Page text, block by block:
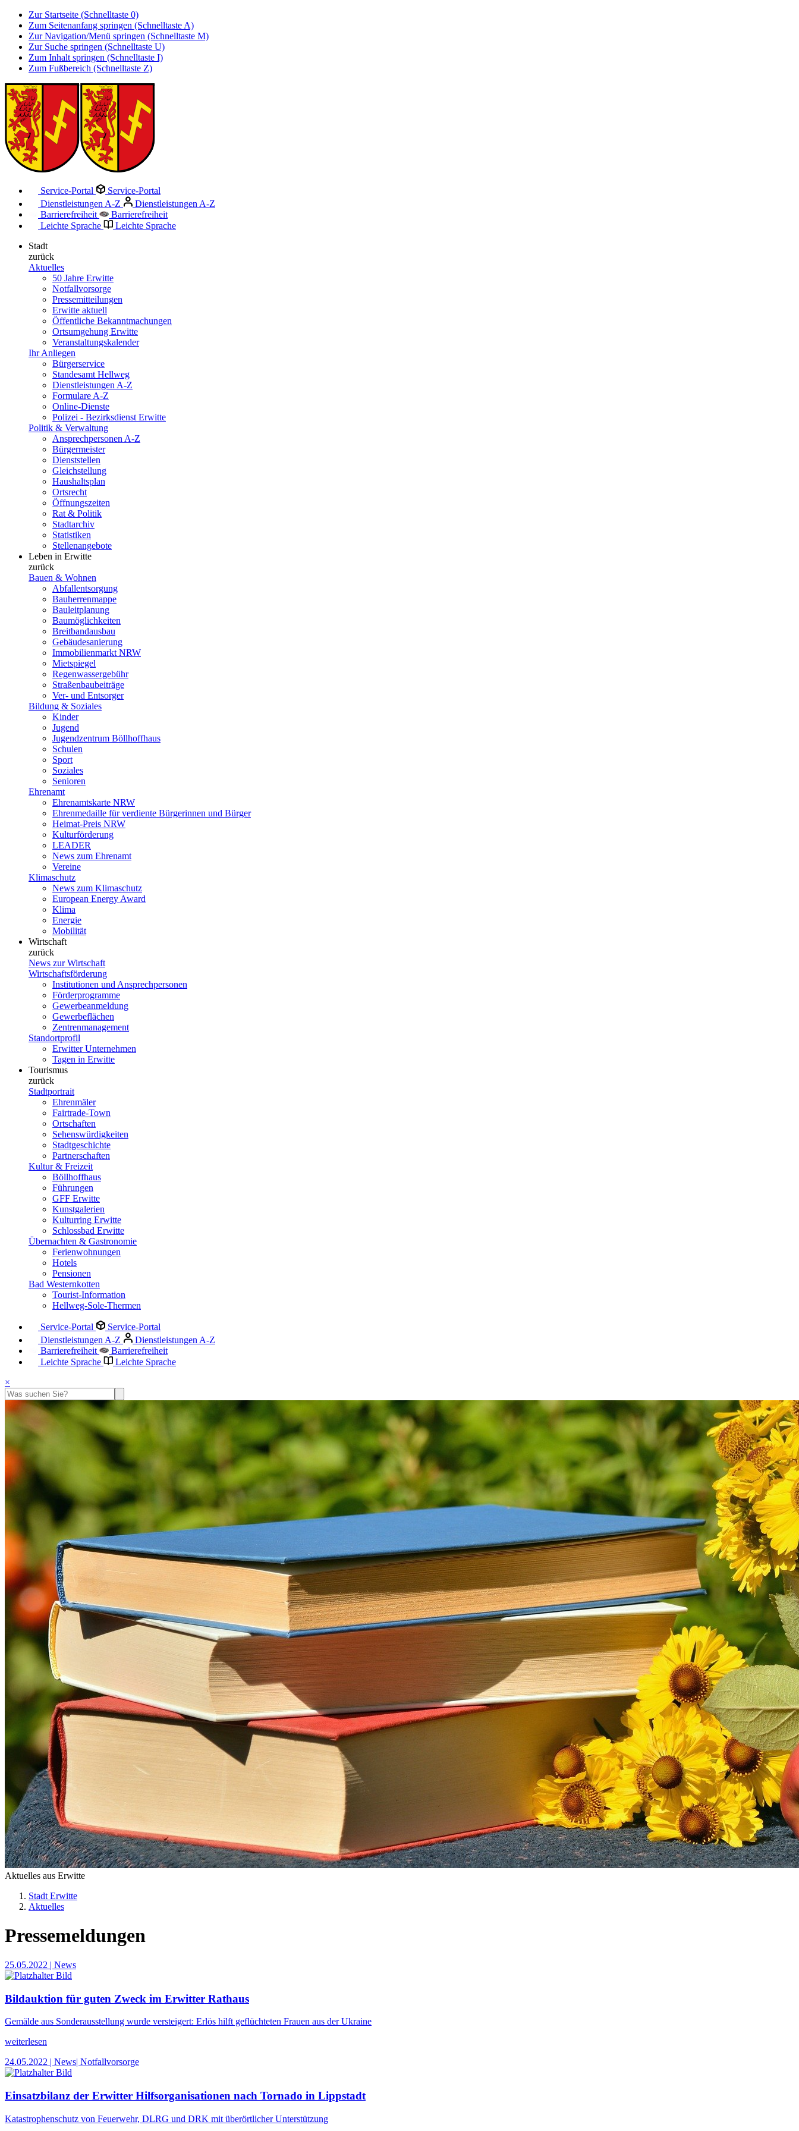
Zur Startseite (Schnelltaste 0)
Zum Seitenanfang springen (Schnelltaste A)
Zur Navigation/Menü springen (Schnelltaste M)
Zur Suche springen (Schnelltaste U)
Zum Inhalt springen (Schnelltaste I)
Zum Fußbereich (Schnelltaste Z)
Service-Portal
Service-Portal
Dienstleistungen A-Z
Dienstleistungen A-Z
Barrierefreiheit
Barrierefreiheit
Leichte Sprache
Leichte Sprache
Stadt
zurück
Aktuelles
50 Jahre Erwitte
Notfallvorsorge
Pressemitteilungen
Erwitte aktuell
Öffentliche Bekanntmachungen
Ortsumgehung Erwitte
Veranstaltungskalender
Ihr Anliegen
Bürgerservice
Standesamt Hellweg
Dienstleistungen A-Z
Formulare A-Z
Online-Dienste
Polizei - Bezirksdienst Erwitte
Politik & Verwaltung
Ansprechpersonen A-Z
Bürgermeister
Dienststellen
Gleichstellung
Haushaltsplan
Ortsrecht
Öffnungszeiten
Rat & Politik
Stadtarchiv
Statistiken
Stellenangebote
Leben in Erwitte
zurück
Bauen & Wohnen
Abfallentsorgung
Bauherrenmappe
Bauleitplanung
Baumöglichkeiten
Breitbandausbau
Gebäudesanierung
Immobilienmarkt NRW
Mietspiegel
Regenwassergebühr
Straßenbaubeiträge
Ver- und Entsorger
Bildung & Soziales
Kinder
Jugend
Jugendzentrum Böllhoffhaus
Schulen
Sport
Soziales
Senioren
Ehrenamt
Ehrenamtskarte NRW
Ehrenmedaille für verdiente Bürgerinnen und Bürger
Heimat-Preis NRW
Kulturförderung
LEADER
News zum Ehrenamt
Vereine
Klimaschutz
News zum Klimaschutz
European Energy Award
Klima
Energie
Mobilität
Wirtschaft
zurück
News zur Wirtschaft
Wirtschaftsförderung
Institutionen und Ansprechpersonen
Förderprogramme
Gewerbeanmeldung
Gewerbeflächen
Zentrenmanagement
Standortprofil
Erwitter Unternehmen
Tagen in Erwitte
Tourismus
zurück
Stadtportrait
Ehrenmäler
Fairtrade-Town
Ortschaften
Sehenswürdigkeiten
Stadtgeschichte
Partnerschaften
Kultur & Freizeit
Böllhoffhaus
Führungen
GFF Erwitte
Kunstgalerien
Kulturring Erwitte
Schlossbad Erwitte
Übernachten & Gastronomie
Ferienwohnungen
Hotels
Pensionen
Bad Westernkotten
Tourist-Information
Hellweg-Sole-Thermen
Service-Portal
Service-Portal
Dienstleistungen A-Z
Dienstleistungen A-Z
Barrierefreiheit
Barrierefreiheit
Leichte Sprache
Leichte Sprache
×
Aktuelles aus Erwitte
Stadt Erwitte
Aktuelles
Pressemeldungen
25.05.2022 | News
Bildauktion für guten Zweck im Erwitter Rathaus
Gemälde aus Sonderausstellung wurde versteigert: Erlös hilft geflüchteten Frauen aus der Ukraine
weiterlesen
24.05.2022 | News| Notfallvorsorge
Einsatzbilanz der Erwitter Hilfsorganisationen nach Tornado in Lippstadt
Katastrophenschutz von Feuerwehr, DLRG und DRK mit überörtlicher Unterstützung